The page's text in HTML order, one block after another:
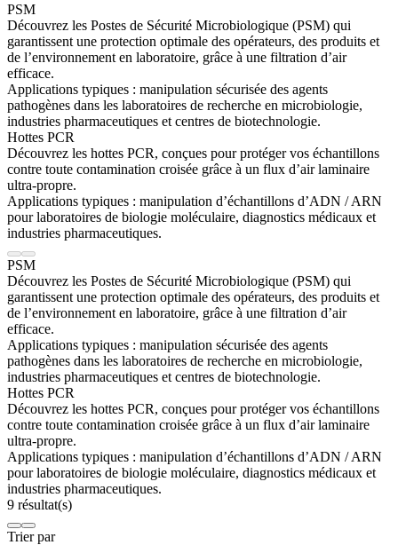
PSM
Découvrez les Postes de Sécurité Microbiologique (PSM) qui
garantissent une protection optimale des opérateurs, des produits et
de l’environnement en laboratoire, grâce à une filtration d’air
efficace.
Applications typiques : manipulation sécurisée des agents
pathogènes dans les laboratoires de recherche en microbiologie,
industries pharmaceutiques et centres de biotechnologie.
Hottes PCR
Découvrez les hottes PCR, conçues pour protéger vos échantillons
contre toute contamination croisée grâce à un flux d’air laminaire
ultra-propre.
Applications typiques : manipulation d’échantillons d’ADN / ARN
pour laboratoires de biologie moléculaire, diagnostics médicaux et
industries pharmaceutiques.
PSM
Découvrez les Postes de Sécurité Microbiologique (PSM) qui
garantissent une protection optimale des opérateurs, des produits et
de l’environnement en laboratoire, grâce à une filtration d’air
efficace.
Applications typiques : manipulation sécurisée des agents
pathogènes dans les laboratoires de recherche en microbiologie,
industries pharmaceutiques et centres de biotechnologie.
Hottes PCR
Découvrez les hottes PCR, conçues pour protéger vos échantillons
contre toute contamination croisée grâce à un flux d’air laminaire
ultra-propre.
Applications typiques : manipulation d’échantillons d’ADN / ARN
pour laboratoires de biologie moléculaire, diagnostics médicaux et
industries pharmaceutiques.
9 résultat(s)
Trier par